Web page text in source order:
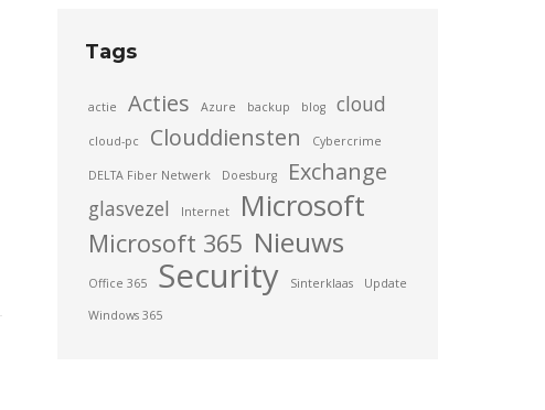
Tags
actie Acties Azure backup blog cloud
cloud-pc Clouddiensten Cybercrime
DELTA Fiber Netwerk Doesburg Exchange
glasvezel Internet Microsoft
Microsoft 365 Nieuws
Office 365 Security Sinterklaas Update
Windows 365